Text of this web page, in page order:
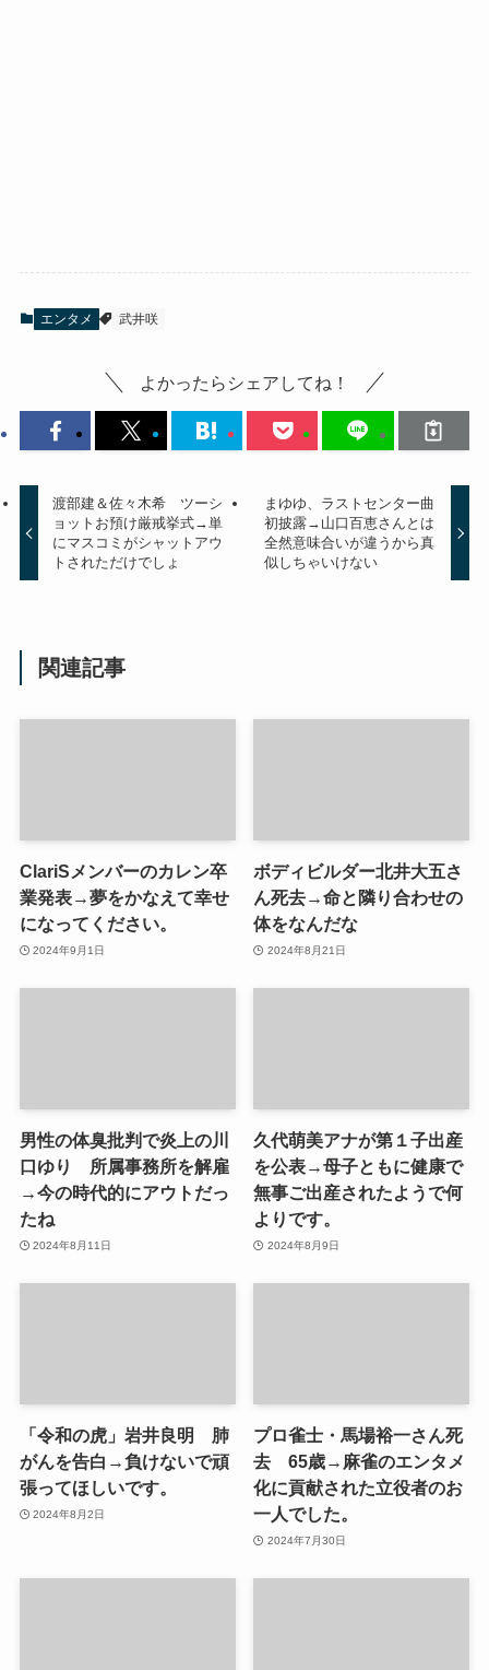
エンタメ 武井咲
よかったらシェアしてね！
渡部建＆佐々木希 ツーシ
ョットお預け厳戒挙式→単
にマスコミがシャットアウ
トされただけでしょ
まゆゆ、ラストセンター曲
初披露→山口百恵さんとは
全然意味合いが違うから真
似しちゃいけない
関連記事
ClariSメンバーのカレン卒
業発表→夢をかなえて幸せ
になってください。
2024年9月1日
ボディビルダー北井大五さ
ん死去→命と隣り合わせの
体をなんだな
2024年8月21日
男性の体臭批判で炎上の川
口ゆり 所属事務所を解雇
→今の時代的にアウトだっ
たね
2024年8月11日
久代萌美アナが第１子出産
を公表→母子ともに健康で
無事ご出産されたようで何
よりです。
2024年8月9日
「令和の虎」岩井良明 肺
がんを告白→負けないで頑
張ってほしいです。
2024年8月2日
プロ雀士・馬場裕一さん死
去 65歳→麻雀のエンタメ
化に貢献された立役者のお
一人でした。
2024年7月30日